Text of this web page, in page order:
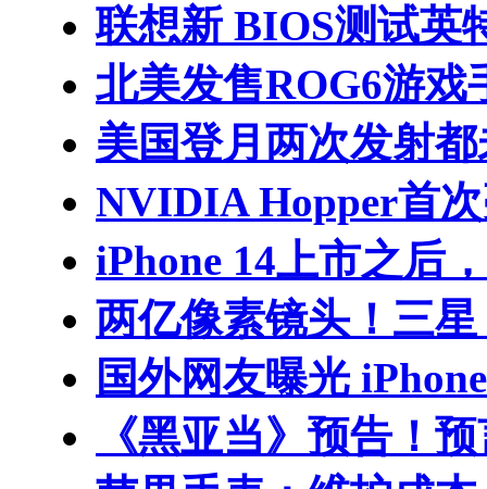
联想新 BIOS测试英
北美发售ROG6游戏
美国登月两次发射
NVIDIA Hopper首
iPhone 14上市之后
两亿像素镜头！三
国外网友曝光
《黑亚当》预告！